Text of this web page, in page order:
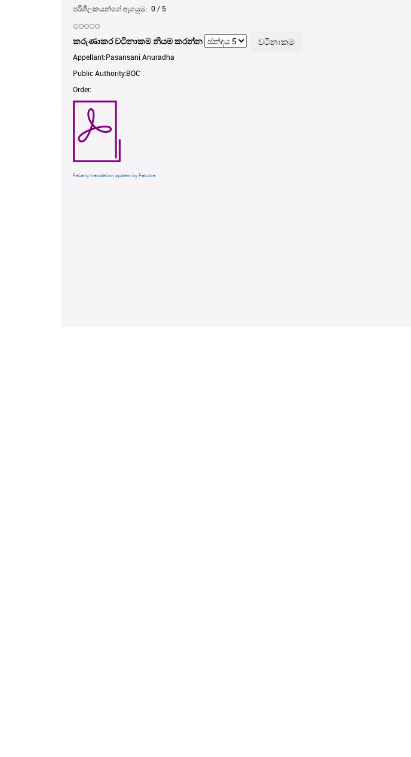
පරිශීලකයන්ගේ ඇගයුම: 0/ 5
කරුණාකර වටිනාකම නියම කරන්න
Appellant:Pasansani Anuradha
Public Authority:BOC
Order:
FaLang translation system by Faboba